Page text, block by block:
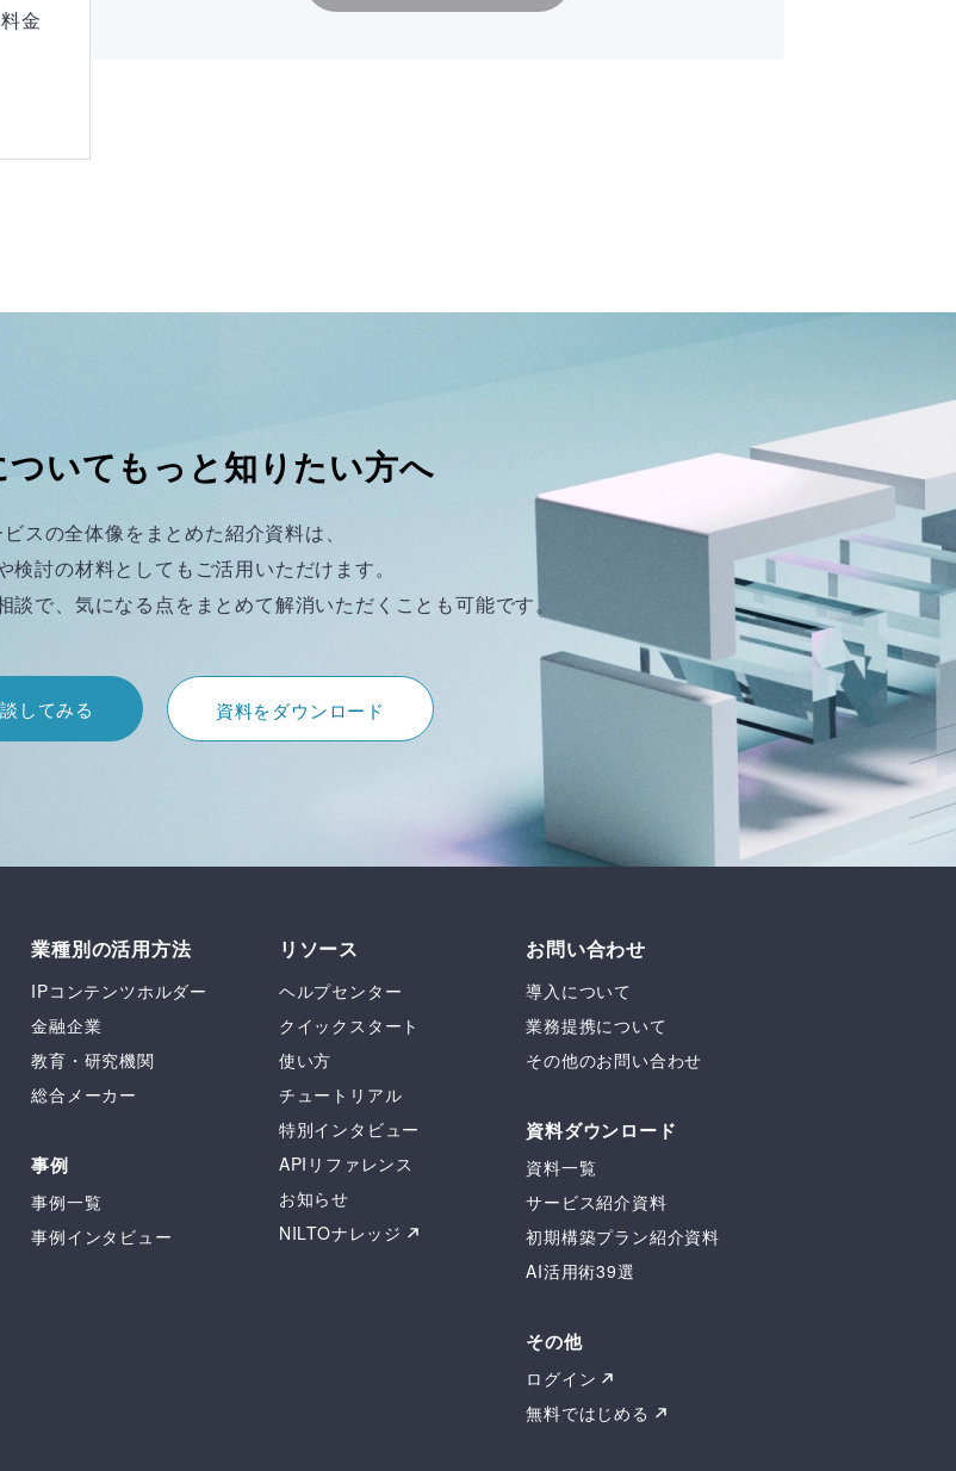
金
ついてもっと知りたい方へ
スの全体像をまとめた紹介資料は、
検討の材料としてもご活用いただけます。
談で、気になる点をまとめて解消いただくことも可能です。
してみる 資料をダウンロード
業種別の活用方法
IPコンテンツホルダー
金融企業
教育・研究機関
総合メーカー
事例
事例一覧
事例インタビュー
リソース
ヘルプセンター
クイックスタート
使い方
チュートリアル
特別インタビュー
APIリファレンス
お知らせ
NILTOナレッジ
お問い合わせ
導入について
業務提携について
その他のお問い合わせ
資料ダウンロード
資料一覧
サービス紹介資料
初期構築プラン紹介資料
AI活用術39選
その他
ログイン
無料ではじめる